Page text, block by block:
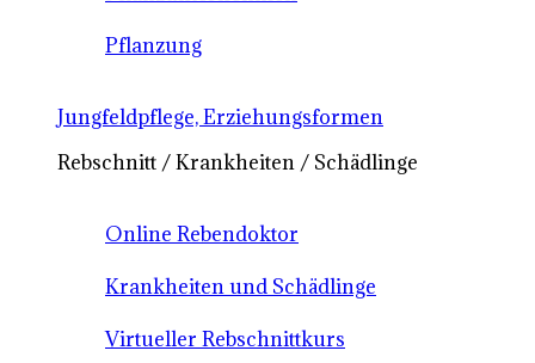
Pflanzung
Jungfeldpflege, Erziehungsformen
Rebschnitt / Krankheiten / Schädlinge
Online Rebendoktor
Krankheiten und Schädlinge
Virtueller Rebschnittkurs